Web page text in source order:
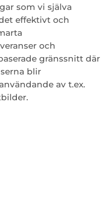
som vi själva
effektivt och
och
gränssnitt där
blir
av t.ex.